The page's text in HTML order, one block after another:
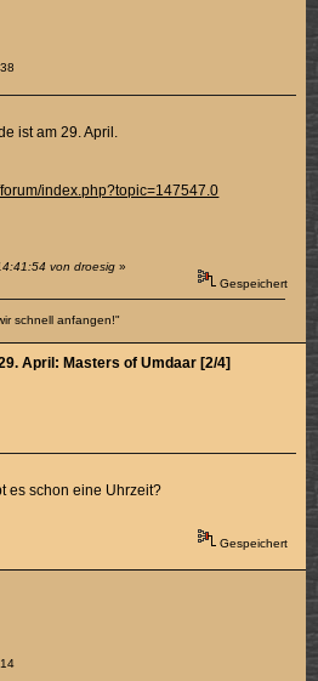
ist am 29. April.
index.php?topic=147547.0
von droesig »
Gespeichert
schnell anfangen!"
April: Masters of Umdaar [2/4]
es schon eine Uhrzeit?
Gespeichert